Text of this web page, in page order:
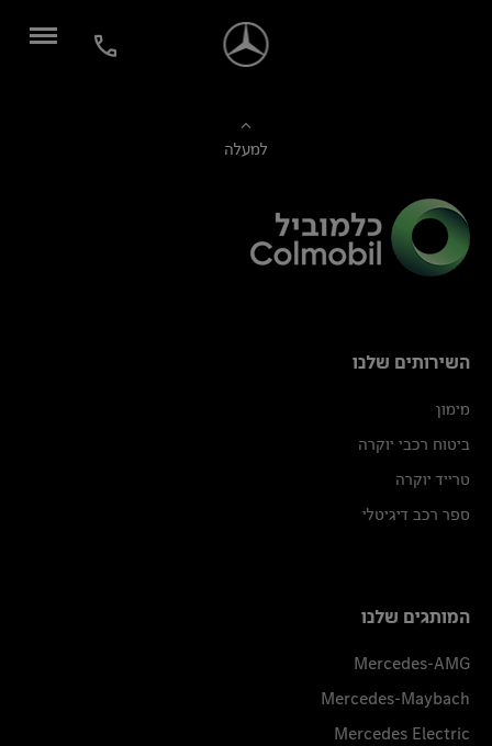
למעלה
השירותים שלנו
מימון
ביטוח רכבי יוקרה
טרייד יוקרה
ספר רכב דיגיטלי
המותגים שלנו
Mercedes-AMG
Mercedes-Maybach
Mercedes Electric